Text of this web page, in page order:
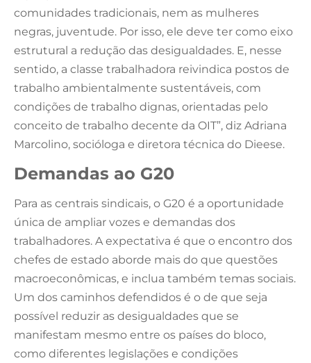
comunidades tradicionais, nem as mulheres
negras, juventude. Por isso, ele deve ter como eixo
estrutural a redução das desigualdades. E, nesse
sentido, a classe trabalhadora reivindica postos de
trabalho ambientalmente sustentáveis, com
condições de trabalho dignas, orientadas pelo
conceito de trabalho decente da OIT”, diz Adriana
Marcolino, socióloga e diretora técnica do Dieese.
Demandas ao G20
Para as centrais sindicais, o G20 é a oportunidade
única de ampliar vozes e demandas dos
trabalhadores. A expectativa é que o encontro dos
chefes de estado aborde mais do que questões
macroeconômicas, e inclua também temas sociais.
Um dos caminhos defendidos é o de que seja
possível reduzir as desigualdades que se
manifestam mesmo entre os países do bloco,
como diferentes legislações e condições